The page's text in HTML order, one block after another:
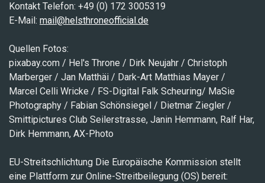
Kontakt Telefon: +49 (0) 172 3005319
E-Mail: mail@helsthroneofficial.de
Quellen Fotos:
pixabay.com / Hel's Throne / Dirk Neujahr / Christoph
Marberger / Jan Matthäi / Dark-Art Matthias Mayer /
Marcel Celli Wricke / FS-Digital Falk Scheuring/ MaSie
Photography / Fabian Schönsiegel / Dietmar Ziegler /
Smittipictures Club Seilerstrasse, Janin Hemmann, Ralf Har,
Dirk Hemmann, AX-Photo
EU-Streitschlichtung Die Europäische Kommission stellt
eine Plattform zur Online-Streitbeilegung (OS) bereit: